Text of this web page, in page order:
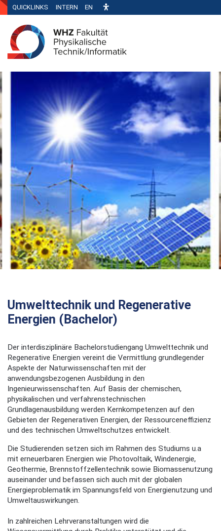
QUICKLINKS INTERN EN
Umwelttechnik und Regenerative
Energien (Bachelor)
Der interdisziplinäre Bachelorstudiengang Umwelttechnik und
Regenerative Energien vereint die Vermittlung grundlegender
Aspekte der Naturwissenschaften mit der
anwendungsbezogenen Ausbildung in den
Ingenieurwissenschaften. Auf Basis der chemischen,
physikalischen und verfahrenstechnischen
Grundlagenausbildung werden Kernkompetenzen auf den
Gebieten der Regenerativen Energien, der Ressourceneffizienz
und des technischen Umweltschutzes entwickelt.
Die Studierenden setzen sich im Rahmen des Studiums u.a
mit erneuerbaren Energien wie Photovoltaik, Windenergie,
Geothermie, Brennstoffzellentechnik sowie Biomassenutzung
auseinander und befassen sich auch mit der globalen
Energieproblematik im Spannungsfeld von Energienutzung und
Umweltauswirkungen.
In zahlreichen Lehrveranstaltungen wird die